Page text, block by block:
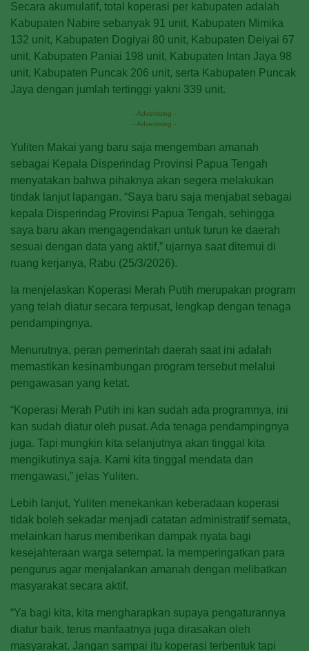
Secara akumulatif, total koperasi per kabupaten adalah
Kabupaten Nabire sebanyak 91 unit, Kabupaten Mimika
132 unit, Kabupaten Dogiyai 80 unit, Kabupaten Deiyai 67
unit, Kabupaten Paniai 198 unit, Kabupaten Intan Jaya 98
unit, Kabupaten Puncak 206 unit, serta Kabupaten Puncak
Jaya dengan jumlah tertinggi yakni 339 unit.
- Advertising -
- Advertising -
Yuliten Makai yang baru saja mengemban amanah
sebagai Kepala Disperindag Provinsi Papua Tengah
menyatakan bahwa pihaknya akan segera melakukan
tindak lanjut lapangan. “Saya baru saja menjabat sebagai
kepala Disperindag Provinsi Papua Tengah, sehingga
saya baru akan mengagendakan untuk turun ke daerah
sesuai dengan data yang aktif,” ujarnya saat ditemui di
ruang kerjanya, Rabu (25/3/2026).
Ia menjelaskan Koperasi Merah Putih merupakan program
yang telah diatur secara terpusat, lengkap dengan tenaga
pendampingnya.
Menurutnya, peran pemerintah daerah saat ini adalah
memastikan kesinambungan program tersebut melalui
pengawasan yang ketat.
“Koperasi Merah Putih ini kan sudah ada programnya, ini
kan sudah diatur oleh pusat. Ada tenaga pendampingnya
juga. Tapi mungkin kita selanjutnya akan tinggal kita
mengikutinya saja. Kami kita tinggal mendata dan
mengawasi,” jelas Yuliten.
Lebih lanjut, Yuliten menekankan keberadaan koperasi
tidak boleh sekadar menjadi catatan administratif semata,
melainkan harus memberikan dampak nyata bagi
kesejahteraan warga setempat. Ia memperingatkan para
pengurus agar menjalankan amanah dengan melibatkan
masyarakat secara aktif.
“Ya bagi kita, kita mengharapkan supaya pengaturannya
diatur baik, terus manfaatnya juga dirasakan oleh
masyarakat. Jangan sampai itu koperasi terbentuk tapi